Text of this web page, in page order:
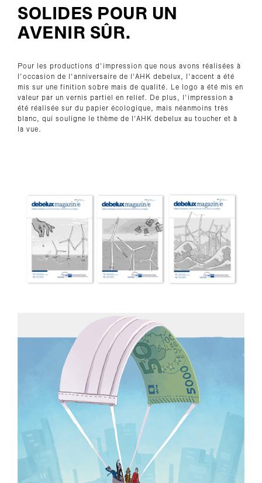
SOLIDES POUR UN
AVENIR SÛR.
Pour les productions d'impression que nous avons réalisées à
l'occasion de l'anniversaire de l'AHK debelux, l'accent a été
mis sur une finition sobre mais de qualité. Le logo a été mis en
valeur par un vernis partiel en relief. De plus, l'impression a
été réalisée sur du papier écologique, mais néanmoins très
blanc, qui souligne le thème de l'AHK debelux au toucher et à
la vue.